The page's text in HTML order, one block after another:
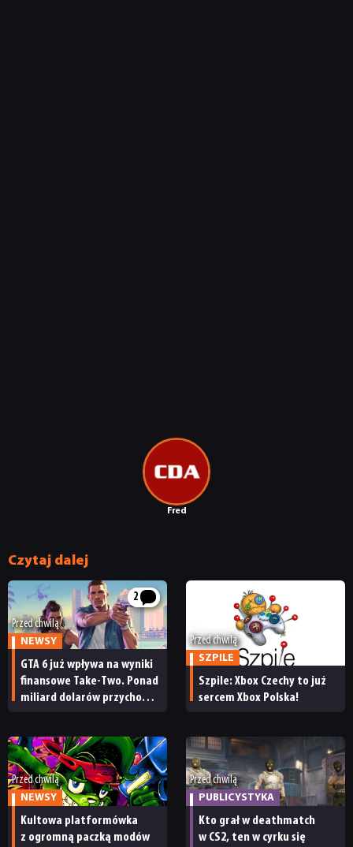
Fred
Czytaj dalej
2
Przed chwilą
NEWSY
GTA 6 już wpływa na wyniki
finansowe Take-Two. Ponad
miliard dolarów przychodu
Przed chwilą
SZPILE
Szpile: Xbox Czechy to już
sercem Xbox Polska!
Przed chwilą
NEWSY
Kultowa platformówka
z ogromną paczką modów
Przed chwilą
PUBLICYSTYKA
Kto grał w deathmatch
w CS2, ten w cyrku się